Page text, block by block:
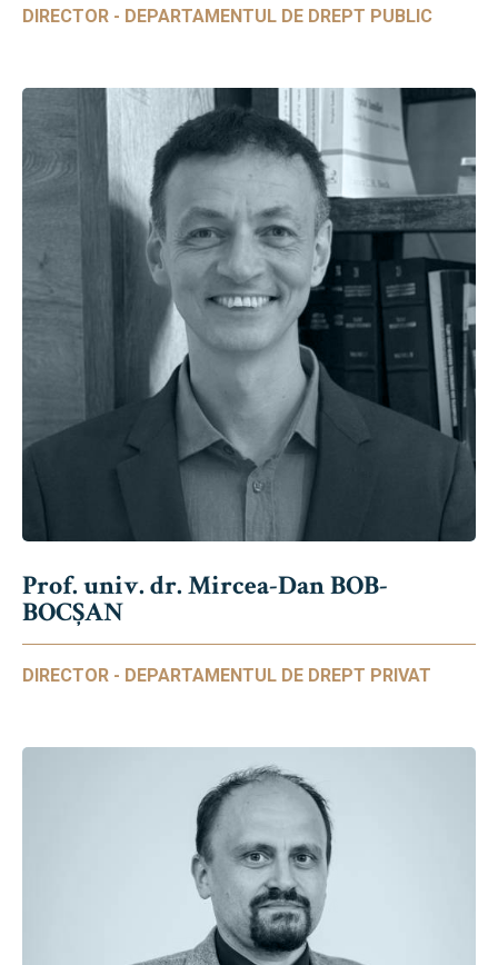
DIRECTOR - DEPARTAMENTUL DE DREPT PUBLIC
Prof. univ. dr. Mircea-Dan BOB-
BOCȘAN
DIRECTOR - DEPARTAMENTUL DE DREPT PRIVAT